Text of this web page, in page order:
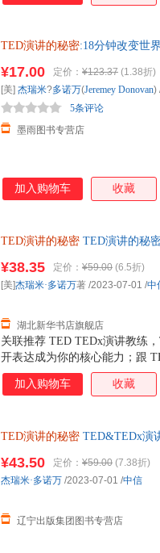
TED演讲的秘密:18分钟改变世
购！
¥17.00 定价： ¥123.37 (1.38折)
墨雨图书专营店
5条评论
[美] 杰瑞米?多诺万(Jeremey Donovan)
加入购物车 收藏
TED演讲的秘密 TED演讲的秘
关联推荐 TED TEDx演讲教练
开表达成为你的核心能力；跟
播放的表达示范，克服恐惧，
¥38.35 定价： ¥59.00 (6.5折)
湖北新华书店旗舰店
[美]杰瑞米·多诺万著 /2023-07-01 /中
加入购物车 收藏
TED演讲的秘密 TED&TEDx演
¥43.50 定价： ¥59.00 (7.38折)
辽宁出版集团图书专营店
杰瑞米·多诺万 /2023-07-01 /中信